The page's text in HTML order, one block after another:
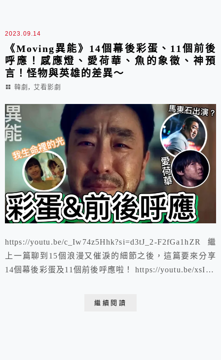
2023.09.14
《Moving異能》14個幕後彩蛋、11個前後
呼應！感應燈、愛荷華、魚的象徵、神預
言！怪物與英雄的差異～
韓劇 , 艾看影劇
https://youtu.be/c_Iw74z5Hhk?si=d3tJ_2-F2fGa1hZR 繼
上一篇聊到15個浪漫又催淚的細節之後，這篇要來分享
14個幕後彩蛋及11個前後呼應啦！ https://youtu.be/xsIIh-
繼續閱讀